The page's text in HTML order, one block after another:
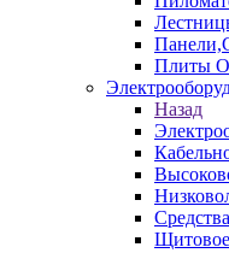
Плиты
Назад